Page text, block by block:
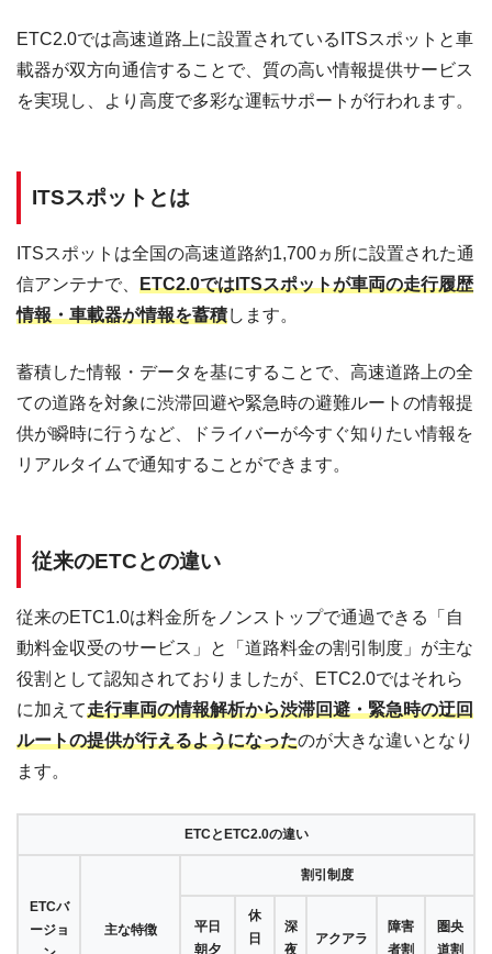
ETC2.0では高速道路上に設置されているITSスポットと車
載器が双方向通信することで、質の高い情報提供サービス
を実現し、より高度で多彩な運転サポートが行われます。
ITSスポットとは
ITSスポットは全国の高速道路約1,700ヵ所に設置された通
信アンテナで、 ETC2.0ではITSスポットが車両の走行履歴
情報・車載器が情報を蓄積します。
蓄積した情報・データを基にすることで、高速道路上の全
ての道路を対象に渋滞回避や緊急時の避難ルートの情報提
供が瞬時に行うなど、ドライバーが今すぐ知りたい情報を
リアルタイムで通知することができます。
従来のETCとの違い
従来のETC1.0は料金所をノンストップで通過できる「自
動料金収受のサービス」と「道路料金の割引制度」が主な
役割として認知されておりましたが、ETC2.0ではそれら
に加えて走行車両の情報解析から渋滞回避・緊急時の迂回
ルートの提供が行えるようになったのが大きな違いとなり
ます。
ETCとETC2.0の違い
ETCバ
ージョ
主な特徴
割引制度
平日
朝夕
休
日
深
夜
アクアラ
障害
者割
圏央
道割